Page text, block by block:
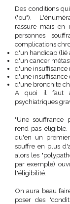
Des conditions
("ou").
rassure mais en
personnes
complications
d'un handicap (lié
d'un cancer
d'une insuffisance
d'une insuffisance
d'une bronchite
A quoi il faut
psychiatriques
"Une souffrance
rend pas éligible.
qu'en un
souffre en plus
alors les
par exemple)
l'éligibilité.
On aura beau
poser des